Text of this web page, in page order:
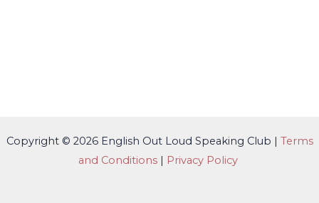
Copyright © 2026 English Out Loud Speaking Club | Terms
and Conditions | Privacy Policy